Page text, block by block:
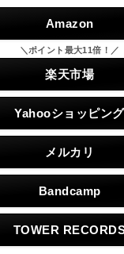
Amazon
＼ポイント最大11倍！／
楽天市場
Yahooショッピング
メルカリ
Bandcamp
TOWER